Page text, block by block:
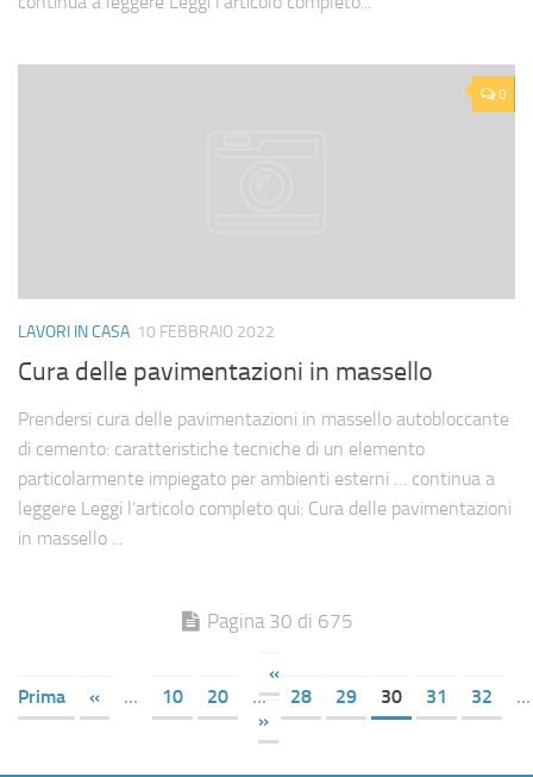
0
LAVORI IN CASA 10 FEBBRAIO 2022
Cura delle pavimentazioni in massello
Prendersi cura delle pavimentazioni in massello autobloccante
di cemento: caratteristiche tecniche di un elemento
particolarmente impiegato per ambienti esterni … continua a
leggere Leggi l’articolo completo qui: Cura delle pavimentazioni
in massello ...
Pagina 30 di 675
«
Prima
« ... 10 20 ... 28 29 30 31 32
...
»